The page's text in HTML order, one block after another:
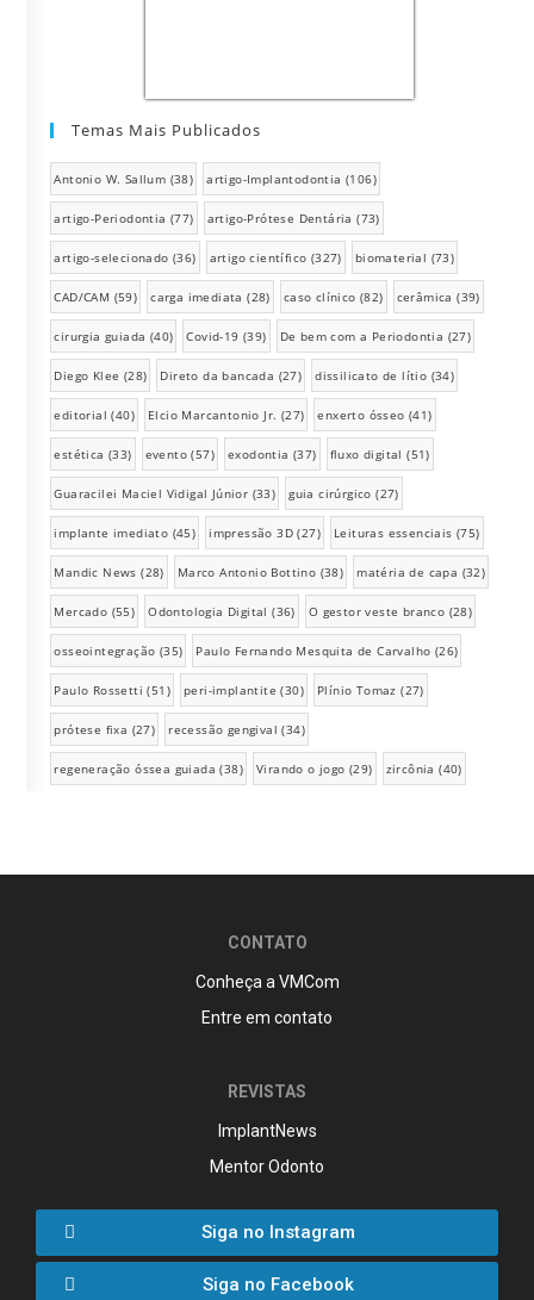
Temas Mais Publicados
Antonio W. Sallum (38) artigo-Implantodontia (106)
artigo-Periodontia (77) artigo-Prótese Dentária (73)
artigo-selecionado (36) artigo científico (327) biomaterial (73)
CAD/CAM (59) carga imediata (28) caso clínico (82) cerâmica (39)
cirurgia guiada (40) Covid-19 (39) De bem com a Periodontia (27)
Diego Klee (28) Direto da bancada (27) dissilicato de lítio (34)
editorial (40) Elcio Marcantonio Jr. (27) enxerto ósseo (41)
estética (33) evento (57) exodontia (37) fluxo digital (51)
Guaracilei Maciel Vidigal Júnior (33) guia cirúrgico (27)
implante imediato (45) impressão 3D (27) Leituras essenciais (75)
Mandic News (28) Marco Antonio Bottino (38) matéria de capa (32)
Mercado (55) Odontologia Digital (36) O gestor veste branco (28)
osseointegração (35) Paulo Fernando Mesquita de Carvalho (26)
Paulo Rossetti (51) peri-implantite (30) Plínio Tomaz (27)
prótese fixa (27) recessão gengival (34)
regeneração óssea guiada (38) Virando o jogo (29) zircônia (40)
CONTATO
Conheça a VMCom
Entre em contato
REVISTAS
ImplantNews
Mentor Odonto
Siga no Instagram
Siga no Facebook